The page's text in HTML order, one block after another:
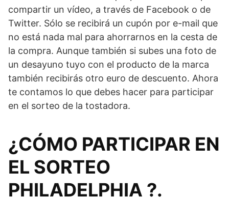
compartir un vídeo, a través de Facebook o de
Twitter. Sólo se recibirá un cupón por e-mail que
no está nada mal para ahorrarnos en la cesta de
la compra. Aunque también si subes una foto de
un desayuno tuyo con el producto de la marca
también recibirás otro euro de descuento. Ahora
te contamos lo que debes hacer para participar
en el sorteo de la tostadora.
¿CÓMO PARTICIPAR EN
EL SORTEO
PHILADELPHIA ?.